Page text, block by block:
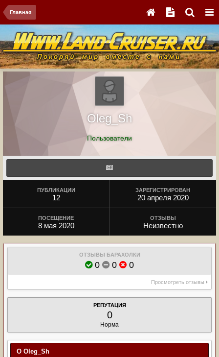
Главная
Oleg_Sh
Пользователи
ПУБЛИКАЦИИ
12
ЗАРЕГИСТРИРОВАН
20 апреля 2020
ПОСЕЩЕНИЕ
8 мая 2020
ОТЗЫВЫ
Неизвестно
ОТЗЫВЫ БАРАХОЛКИ
0 0 0
Просмотреть отзывы
РЕПУТАЦИЯ
0
Норма
О Oleg_Sh